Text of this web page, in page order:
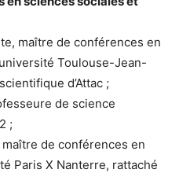
maître de conférences en
Toulouse-Jean-
d’Attac ;
de science
;
de conférences en
Paris X Nanterre, rattaché